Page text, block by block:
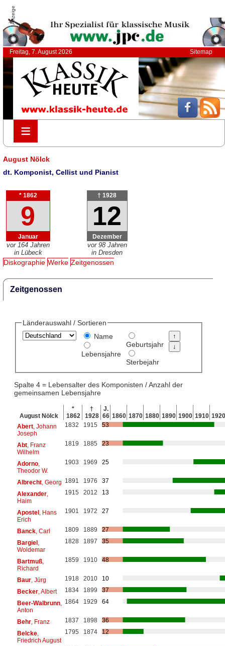
Anzeige
Freitag, 7. August 2026 Sitemap
≡
≡
August Nölck
dt. Komponist, Cellist und Pianist
* 1862
9
Januar
vor 164 Jahren
in Lübeck
† 1928
12
Dezember
vor 98 Jahren
in Dresden
Diskographie Werke Zeitgenossen
Zeitgenossen
Länderauswahl / Sortieren
Name
Lebensjahre
Geburtsjahr
Sterbejahr
Spalte 4 = Lebensalter des Komponisten / Anzahl der
gemeinsamen Lebensjahre
August Nölck
*
1862
†
1928
J.
66 1860 1870 1880 1890 1900 1910 1920
Abert, Johann
Joseph
1832 1915 53
Abt, Franz
Wilhelm
1819 1885 23
Adorno,
Theodor W.
1903 1969 25
Albrecht, Georg 1891 1976
37
Alexander,
Haim
1915 2012 13
Apostel, Hans
Erich
1901 1972 27
Banck, Carl 1809 1889
27
Bargiel,
Woldemar
1828 1897 35
Bartmuß,
Richard
1859 1910 48
Baur, Jürg 1918 2010
10
Becker, Albert 1834 1899
37
Beer-Walbrunn,
Anton
1864 1929 64
Behr, Franz 1837 1898
36
Belcke,
Friedrich August
1795 1874 12